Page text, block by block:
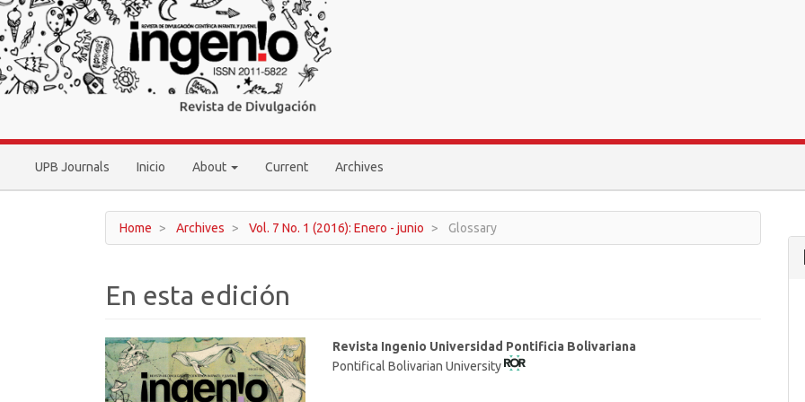
Main
Navigation
Main
Content
Sidebar
UPB Journals Inicio About Current Archives
Home Archives Vol. 7 No. 1 (2016): Enero - junio Glossary
En esta edición
Article
Sidebar
Main
Article
Revista Ingenio Universidad Pontificia Bolivariana
Pontifical Bolivarian University